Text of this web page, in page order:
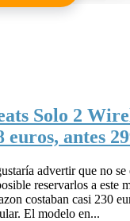
Solo 2
euros, antes
advertir que no se
reservarlos a este
costaban casi 230
El modelo en...